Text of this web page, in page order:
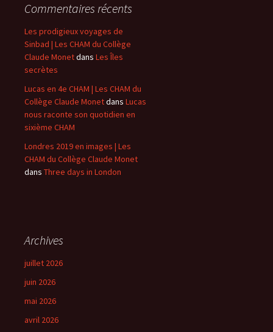
Commentaires récents
Les prodigieux voyages de
Sinbad | Les CHAM du Collège
Claude Monetdans Les Îles
secrètes
Lucas en 4e CHAM | Les CHAM du
Collège Claude Monetdans Lucas
nous raconte son quotidien en
sixième CHAM
Londres 2019 en images | Les
CHAM du Collège Claude Monet
dans Three days in London
Archives
juillet 2026
juin 2026
mai 2026
avril 2026